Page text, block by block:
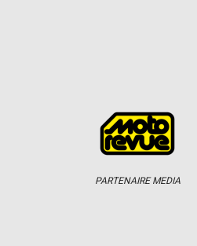
PARTENAIRE MEDIA